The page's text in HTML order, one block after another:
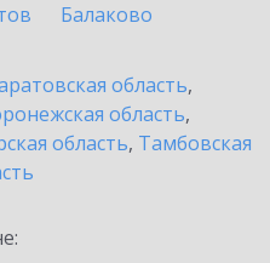
Балаково
область,
область,
область, Тамбовская